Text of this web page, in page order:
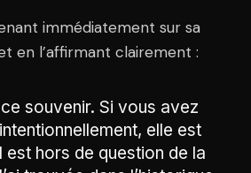
immédiatement sur sa
en l’affirmant clairement :
souvenir. Si vous avez
elle est
est hors de question de la